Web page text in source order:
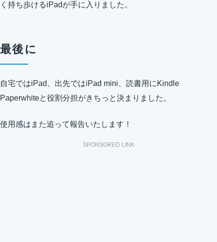
く持ち歩けるiPadが手に入りました。
最後に
自宅ではiPad、出先ではiPad mini、読書用にKindle
Paperwhiteと役割分担がきちっと決まりました。
使用感はまた追って報告いたします！
SPONSORED LINK